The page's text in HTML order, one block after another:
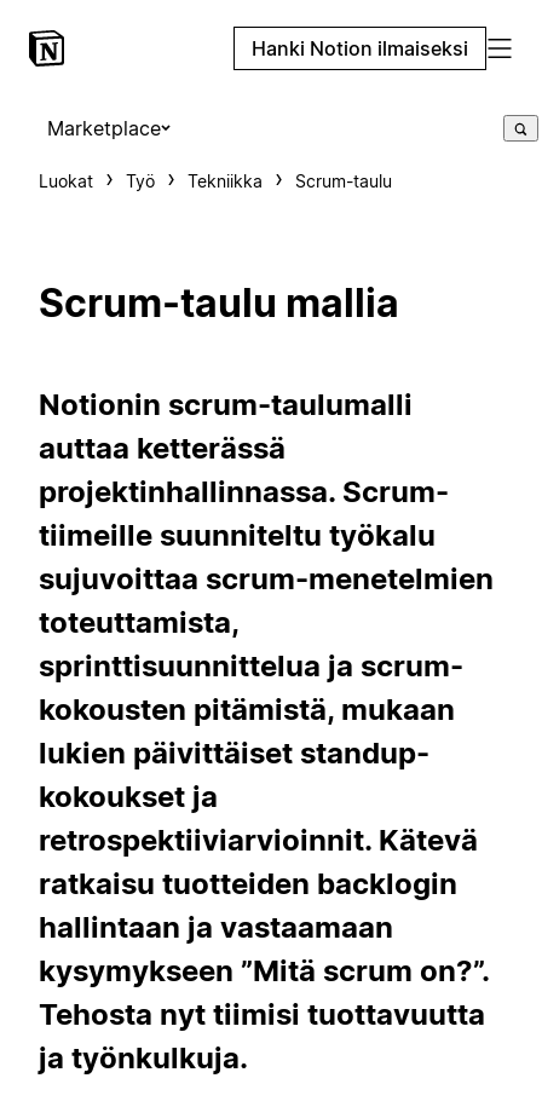
Hanki Notion ilmaiseksi
Marketplace
Luokat Työ Tekniikka Scrum-taulu
Scrum-taulu mallia
Notionin scrum-taulumalli
auttaa ketterässä
projektinhallinnassa. Scrum-
tiimeille suunniteltu työkalu
sujuvoittaa scrum-menetelmien
toteuttamista,
sprinttisuunnittelua ja scrum-
kokousten pitämistä, mukaan
lukien päivittäiset standup-
kokoukset ja
retrospektiiviarvioinnit. Kätevä
ratkaisu tuotteiden backlogin
hallintaan ja vastaamaan
kysymykseen ”Mitä scrum on?”.
Tehosta nyt tiimisi tuottavuutta
ja työnkulkuja.